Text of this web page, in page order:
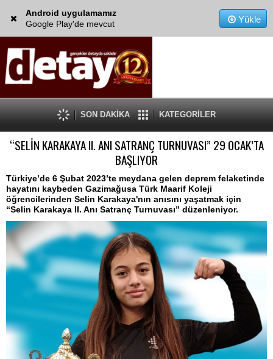
Android uygulamamız
Google Play'de mevcut
Yükle
SON DAKİKA KATEGORİLER
“SELİN KARAKAYA II. ANI SATRANÇ TURNUVASI” 29 OCAK’TA
BAŞLIYOR
Türkiye’de 6 Şubat 2023’te meydana gelen deprem felaketinde
hayatını kaybeden Gazimağusa Türk Maarif Koleji
öğrencilerinden Selin Karakaya'nın anısını yaşatmak için
“Selin Karakaya II. Anı Satranç Turnuvası” düzenleniyor.